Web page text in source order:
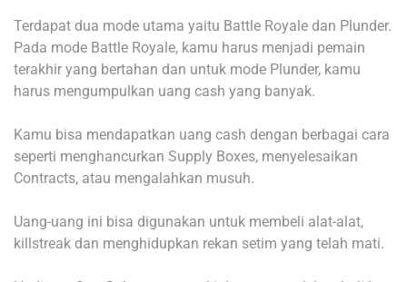
Terdapat dua mode utama yaitu Battle Royale dan Plunder.
Pada mode Battle Royale, kamu harus menjadi pemain
terakhir yang bertahan dan untuk mode Plunder, kamu
harus mengumpulkan uang cash yang banyak.
Kamu bisa mendapatkan uang cash dengan berbagai cara
seperti menghancurkan Supply Boxes, menyelesaikan
Contracts, atau mengalahkan musuh.
Uang-uang ini bisa digunakan untuk membeli alat-alat,
killstreak dan menghidupkan rekan setim yang telah mati.